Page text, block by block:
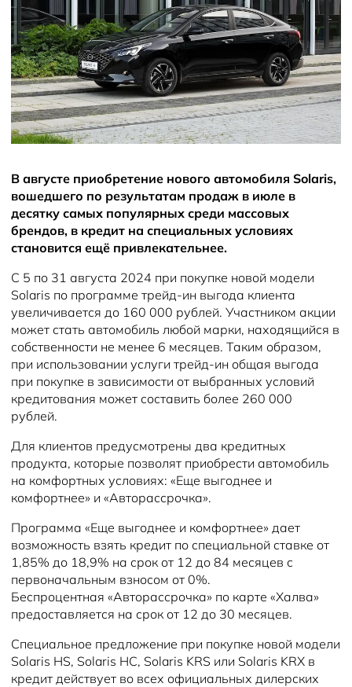
Новости
В августе приобретение нового автомобиля Solaris,
вошедшего по результатам продаж в июле в
десятку самых популярных среди массовых
брендов, в кредит на специальных условиях
становится ещё привлекательнее.
С 5 по 31 августа 2024 при покупке новой модели
Solaris по программе трейд-ин выгода клиента
увеличивается до 160 000 рублей. Участником акции
может стать автомобиль любой марки, находящийся в
собственности не менее 6 месяцев. Таким образом,
при использовании услуги трейд-ин общая выгода
при покупке в зависимости от выбранных условий
кредитования может составить более 260 000
рублей.
Для клиентов предусмотрены два кредитных
продукта, которые позволят приобрести автомобиль
на комфортных условиях: «Еще выгоднее и
комфортнее» и «Авторассрочка».
Программа «Еще выгоднее и комфортнее» дает
возможность взять кредит по специальной ставке от
1,85% до 18,9% на срок от 12 до 84 месяцев с
первоначальным взносом от 0%.
Беспроцентная «Авторассрочка» по карте «Халва»
предоставляется на срок от 12 до 30 месяцев.
Специальное предложение при покупке новой модели
Solaris HS, Solaris HC, Solaris KRS или Solaris KRX в
кредит действует во всех официальных дилерских